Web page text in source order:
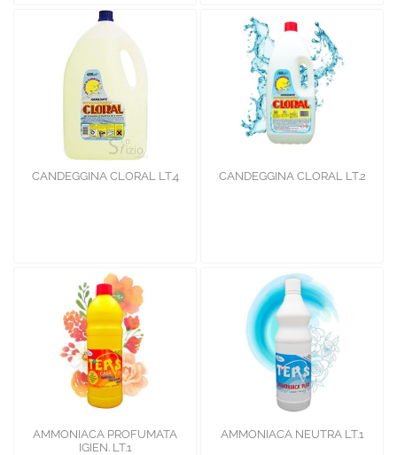
CANDEGGINA CLORAL LT.4 CANDEGGINA CLORAL LT.2
AMMONIACA PROFUMATA
IGIEN. LT.1
AMMONIACA NEUTRA LT.1